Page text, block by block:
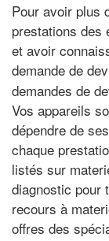
Pour avoir plus
prestations des
et avoir
demande de
demandes de
Vos appareils
dépendre de
chaque
listés sur
diagnostic pour
recours à
offres des